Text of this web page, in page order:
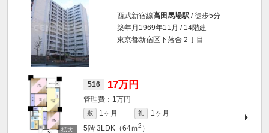
西武新宿線高田馬場駅 / 徒歩5分
築年月1969年11月 / 14階建
東京都新宿区下落合２丁目
516 17万円
1万円
敷 1ヶ月 礼
1ヶ月
5階 3LDK（64ｍ2 ）